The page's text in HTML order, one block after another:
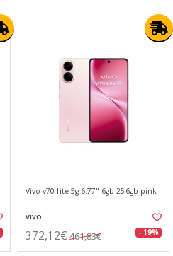
Vivo v70 lite 5g 6.77" 6gb 256gb pink
VIVO
372,12€ 461,83€ - 19%